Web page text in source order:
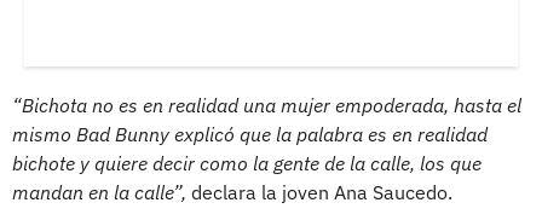
“Bichota no es en realidad una mujer empoderada, hasta el
mismo Bad Bunny explicó que la palabra es en realidad
bichote y quiere decir como la gente de la calle, los que
mandan en la calle”, declara la joven Ana Saucedo.